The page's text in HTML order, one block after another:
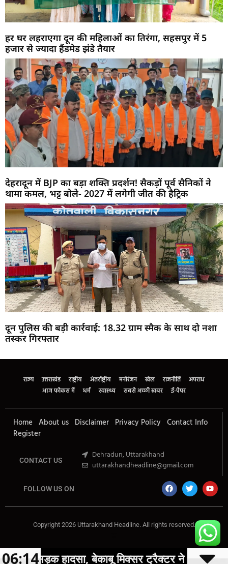
हर घर लहराएगा दून की महिलाओं का तिरंगा, सहसपुर में 5
हजार से ज्यादा हैंडमेड झंडे तैयार
देहरादून में BJP का बड़ा शक्ति प्रदर्शन! सैकड़ों पूर्व सैनिकों ने
थामा कमल, भट्ट बोले- 2027 में लगेगी जीत की हैट्रिक
दून पुलिस की बड़ी कार्रवाई: 18.32 ग्राम स्मैक के साथ दो नशा
तस्कर गिरफ्तार
राज्य उत्तराखंड राष्ट्रीय अंतर्राष्ट्रीय मनोरंजन खेल राजनीति
अपराध
आज फोकस में
धर्म स्वास्थ्य सबसे अच्छी खबर ई-पेपर
Home About us Disclaimer Privacy Policy Contact Info
Register
CONTACT US
Dehradun, Uttarakhand
uttarakhandheadline@gmail.com
FOLLOW US ON
Copyright 2026 Uttarakhand Headline. All rights reserved.
बेकाबू मिक्सर ट्रैक्टर ने BTECH छात्रा की ली
06:14